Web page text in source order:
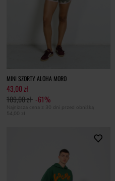
MINI SZORTY ALOHA MORO
43,00 zł
109,00 zł -61%
Najniższa cena z 30 dni przed obniżką
54,00 zł